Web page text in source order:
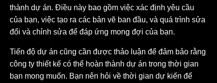
thành dự án. Điều này bao gồm việc xác định yêu cầu
của bạn, việc tạo ra các bản vẽ ban đầu, và quá trình sửa
đổi và chỉnh sửa để đáp ứng mong đợi của bạn.
Tiến độ dự án cũng cần được thảo luận để đảm bảo rằng
công ty thiết kế có thể hoàn thành dự án trong thời gian
bạn mong muốn. Bạn nên hỏi về thời gian dự kiến để